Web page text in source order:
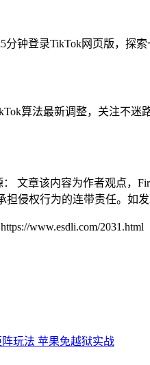
分钟登录TikTok网页版，探
算法最新调整，关注不迷路
文章该内容为作者观点，
担侵权行为的连带责任。如
www.esdli.com/2031.html
阵玩法 苹果免越狱实战